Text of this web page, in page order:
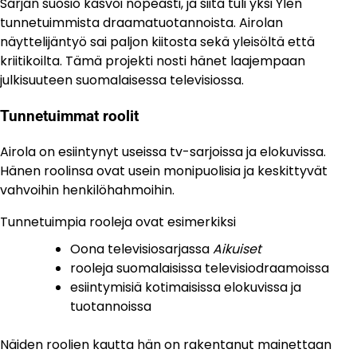
Sarjan suosio kasvoi nopeasti, ja siitä tuli yksi Ylen
tunnetuimmista draamatuotannoista. Airolan
näyttelijäntyö sai paljon kiitosta sekä yleisöltä että
kriitikoilta. Tämä projekti nosti hänet laajempaan
julkisuuteen suomalaisessa televisiossa.
Tunnetuimmat roolit
Airola on esiintynyt useissa tv-sarjoissa ja elokuvissa.
Hänen roolinsa ovat usein monipuolisia ja keskittyvät
vahvoihin henkilöhahmoihin.
Tunnetuimpia rooleja ovat esimerkiksi
Oona televisiosarjassaAikuiset
rooleja suomalaisissa televisiodraamoissa
esiintymisiä kotimaisissa elokuvissa ja
tuotannoissa
Näiden roolien kautta hän on rakentanut mainettaan